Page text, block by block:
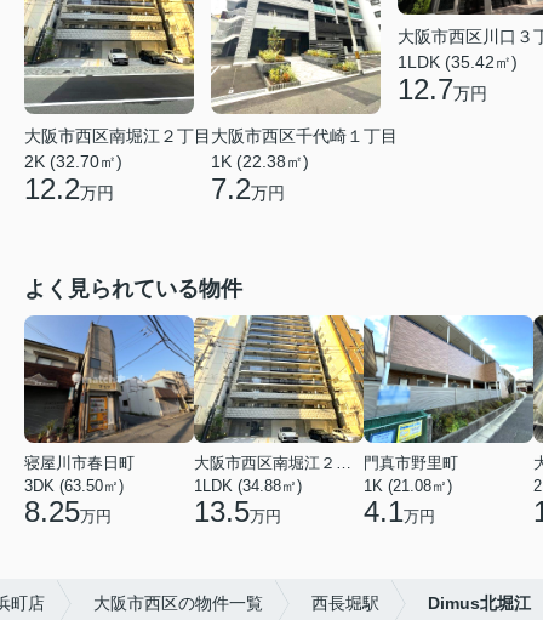
大阪市西区南堀江２丁目
2K (32.70㎡)
12.2万円
大阪市西区千代崎１丁目
1K (22.38㎡)
7.2万円
大阪市西区川口３
1LDK (35.42㎡)
12.7万円
よく見られている物件
寝屋川市春日町
3DK (63.50㎡)
8.25万円
1LDK (34.88㎡)
13.5万円
門真市野里町
1K (21.08㎡)
4.1万円
町店 大阪市西区の物件一覧 西長堀駅 Dimus北堀江